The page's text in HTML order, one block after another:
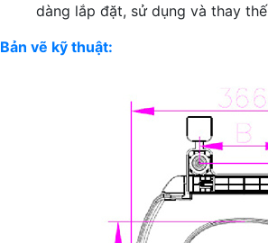
dàng lắp đặt, sử dụng và thay thế
Bản vẽ kỹ thuật: